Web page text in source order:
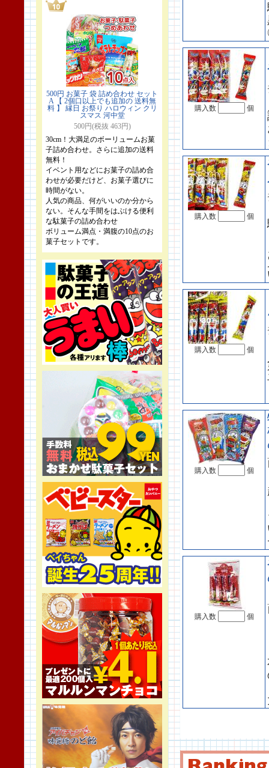
500円 お菓子 袋 詰め合わせ セット
A 【 2個口以上でも追加の 送料無
料 】 縁日 お祭り ハロウィン クリ
スマス 河中堂
500円(税抜 463円)
30cm！大満足のボーリュームお菓
子詰め合わせ。さらに追加の送料
無料！
イベント用などにお菓子の詰め合
わせが必要だけど、お菓子選びに
時間がない。
人気の商品、何がいいのか分から
ない。そんな手間をはぶける便利
な駄菓子の詰め合わせ
ボリューム満点・満腹の10点のお
菓子セットです。
購入数 個
購入数 個
購入数 個
購入数 個
購入数 個